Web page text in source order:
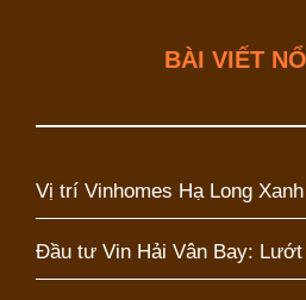
BÀI VIẾT
Vị trí Vinhomes Hạ Long
Đầu tư Vin Hải Vân Bay: Lướt